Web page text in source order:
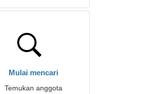
Mulai mencari
Temukan anggota